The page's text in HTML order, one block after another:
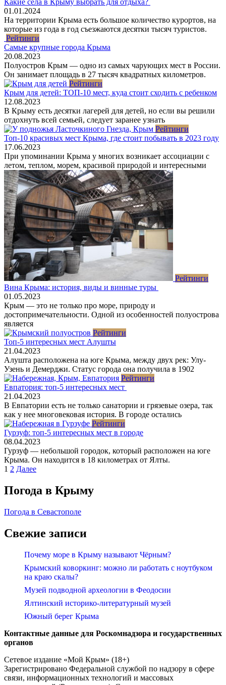
01.01.2024
На территории Крыма есть большое количество курортов, на
которые из года в год съезжаются десятки тысяч туристов.
Рейтинги
Самые крупные города Крыма
20.08.2023
Полуостров Крым — одно из самых чарующих мест в России.
Он занимает площадь в 27 тысяч квадратных километров.
Рейтинги
Крым для детей: ТОП-10 мест, куда стоит сходить с ребенком
12.08.2023
В Крыму есть десятки лагерей для детей, но если вы решили
отдохнуть всей семьей, следует заранее узнать
Рейтинги
Топ-10 красивых мест Крыма, где стоит побывать в 2023 году
17.06.2023
При упоминании Крыма у многих возникает ассоциации с
летом, теплом, морем, красивой природой и интересными
Рейтинги
Вина Крыма: история, виды и винные туры
01.05.2023
Крым — это не только про море, природу и
достопримечательности. Одной из особенностей полуострова
является
Рейтинги
Топ-5 интересных мест Алушты
21.04.2023
Алушта расположена на юге Крыма, между двух рек: Улу-
Узень и Демерджи. Статус города она получила в 1902
Рейтинги
Евпатория: топ-5 интересных мест
21.04.2023
В Евпатории есть не только санатории и грязевые озера, так
как у нее многовековая история. В городе остались
Рейтинги
Гурзуф: топ-5 интересных мест в городе
08.04.2023
Гурзуф — небольшой городок, который расположен на юге
Крыма. Он находится в 18 километрах от Ялты.
Пагинация
1 2 Далее
Погода в Крыму
Погода в Севастополе
Свежие записи
Почему море в Крыму называют Чёрным?
Крымский коворкинг: можно ли работать с ноутбуком
на краю скалы?
Музей подводной археологии в Феодосии
Ялтинский историко-литературный музей
Южный берег Крыма
Контактные данные для Роскомнадзора и государственных
органов
Сетевое издание «Мой Крым» (18+)
Зарегистрировано Федеральной службой по надзору в сфере
связи, информационных технологий и массовых